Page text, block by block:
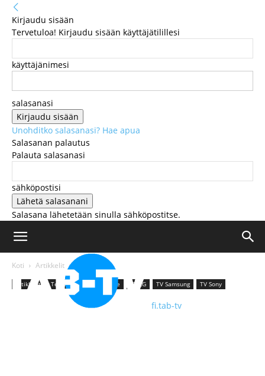
Kirjaudu sisään
Tervetuloa! Kirjaudu sisään käyttäjätilillesi
käyttäjänimesi
salasanasi
Unohditko salasanasi? Hae apua
Salasanan palautus
Palauta salasanasi
sähköpostisi
Salasana lähetetään sinulla sähköpostitse.
fi.tab-tv
Koti Artikkelit
Artikkelit Televisiot TV Hisense TV LG TV Samsung TV Sony